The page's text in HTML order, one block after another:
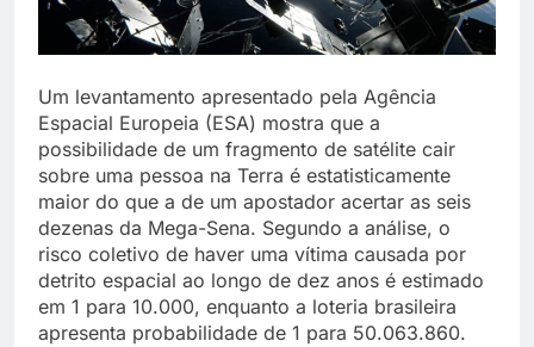
Um levantamento apresentado pela Agência
Espacial Europeia (ESA) mostra que a
possibilidade de um fragmento de satélite cair
sobre uma pessoa na Terra é estatisticamente
maior do que a de um apostador acertar as seis
dezenas da Mega-Sena. Segundo a análise, o
risco coletivo de haver uma vítima causada por
detrito espacial ao longo de dez anos é estimado
em 1 para 10.000, enquanto a loteria brasileira
apresenta probabilidade de 1 para 50.063.860.